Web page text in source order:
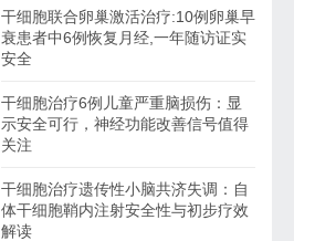
干细胞联合卵巢激活治疗:10例卵巢早
衰患者中6例恢复月经,一年随访证实
安全
干细胞治疗6例儿童严重脑损伤：显
示安全可行，神经功能改善信号值得
关注
干细胞治疗遗传性小脑共济失调：自
体干细胞鞘内注射安全性与初步疗效
解读